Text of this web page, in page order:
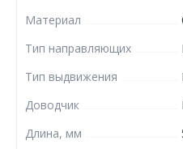
Материал
Тип направляющих
Тип выдвижения
Доводчик
Длина, мм